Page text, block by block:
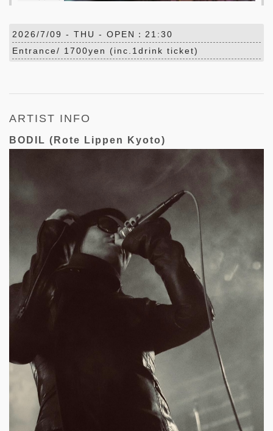
2026/7/09 - THU - OPEN：21:30
Entrance/ 1700yen (inc.1drink ticket)
ARTIST INFO
BODIL (Rote Lippen Kyoto)